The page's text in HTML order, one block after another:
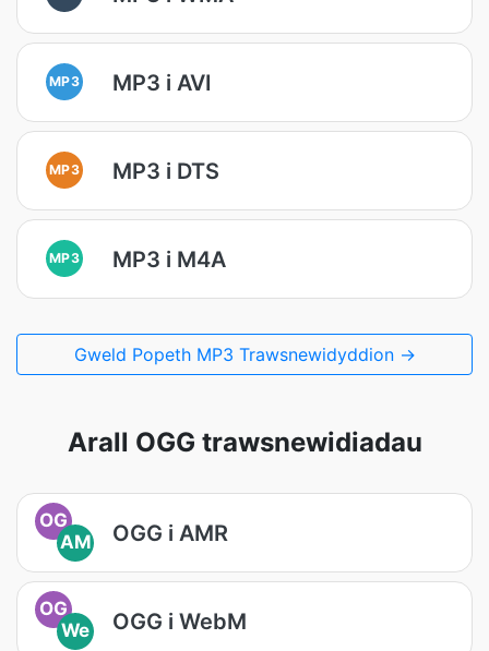
MP3 MP3 i AVI
MP3 MP3 i DTS
MP3 MP3 i M4A
Gweld Popeth MP3 Trawsnewidyddion →
Arall OGG trawsnewidiadau
OG
AM
OGG i AMR
OG
We
OGG i WebM